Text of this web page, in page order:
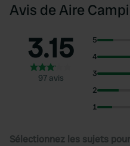
Avis de Aire
3.15
97 avis
5
4
3
2
1
Sélectionnez les sujets